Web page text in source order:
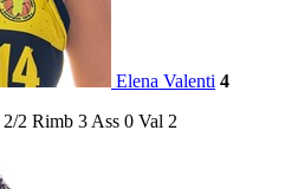
Elena Valenti 4
2/2 Rimb 3 Ass 0 Val 2